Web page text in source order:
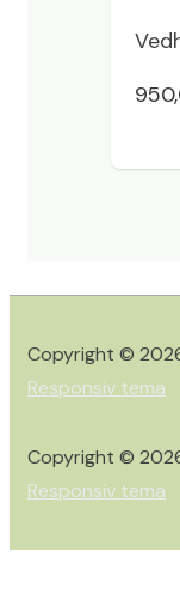
Copyright ©
Responsiv tema
Copyright ©
Responsiv tema